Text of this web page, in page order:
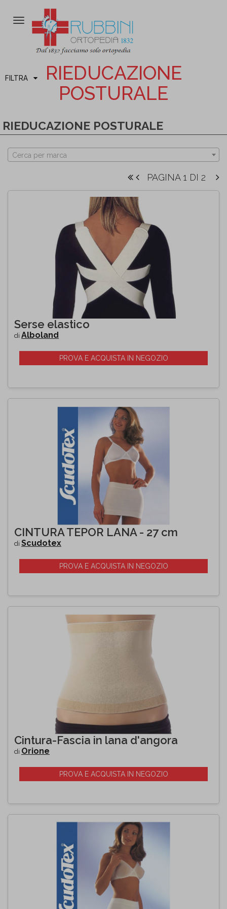
Attiva/disattiva
FILTRA
RIEDUCAZIONE
POSTURALE
RIEDUCAZIONE POSTURALE
Cerca per marca
PAGINA 1 DI 2
Serse elastico
di Alboland
PROVA E ACQUISTA IN NEGOZIO
CINTURA TEPOR LANA - 27 cm
di Scudotex
PROVA E ACQUISTA IN NEGOZIO
Cintura-Fascia in lana d'angora
di Orione
PROVA E ACQUISTA IN NEGOZIO